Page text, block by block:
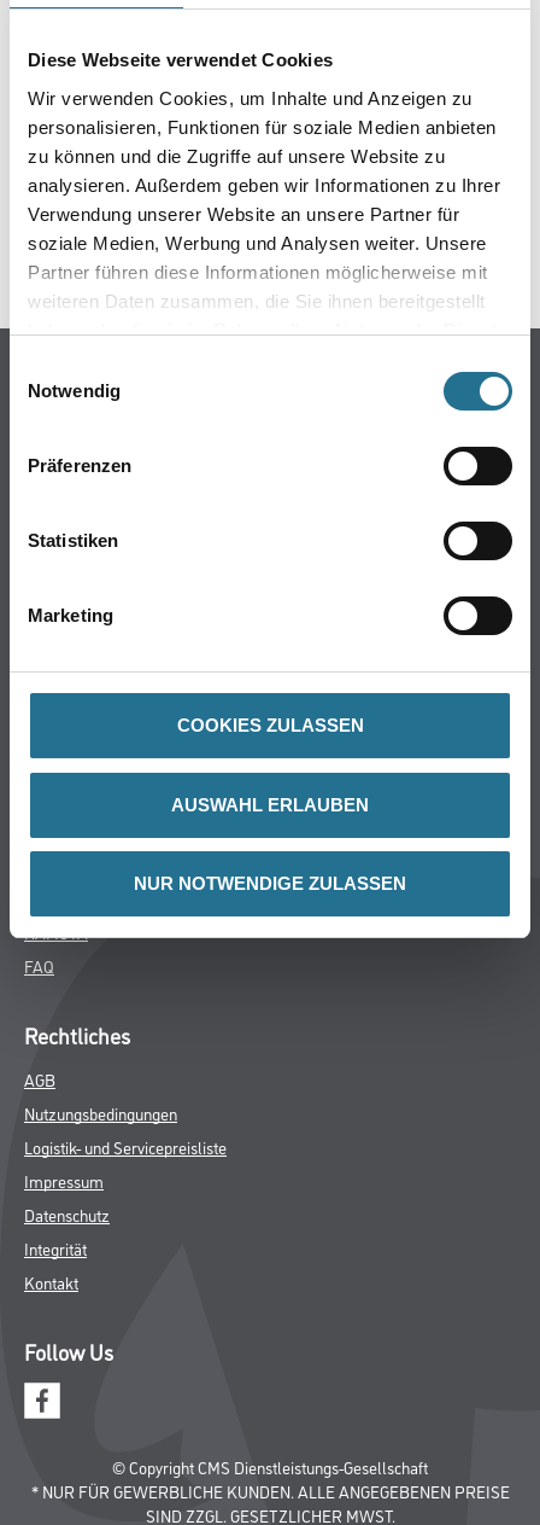
Diese Webseite verwendet Cookies
Wir verwenden Cookies, um Inhalte und Anzeigen zu
personalisieren, Funktionen für soziale Medien anbieten
zu können und die Zugriffe auf unsere Website zu
analysieren. Außerdem geben wir Informationen zu Ihrer
Verwendung unserer Website an unsere Partner für
soziale Medien, Werbung und Analysen weiter. Unsere
Partner führen diese Informationen möglicherweise mit
weiteren Daten zusammen, die Sie ihnen bereitgestellt
haben oder die sie im Rahmen Ihrer Nutzung der Dienste
Notwendig
Präferenzen
Statistiken
Marketing
COOKIES ZULASSEN
AUSWAHL ERLAUBEN
NUR NOTWENDIGE ZULASSEN
ZUSATZINFOS
GEFAHRENHINWEISE
SPEZIFIKATIONEN
Trockenbau
Bodenbeläge
Werkzeug & Maschinen
Unternehmen
HAMSTA
FAQ
Rechtliches
AGB
Nutzungsbedingungen
Logistik- und Servicepreisliste
Impressum
Datenschutz
Integrität
Kontakt
Follow Us
© Copyright CMS Dienstleistungs-Gesellschaft
* NUR FÜR GEWERBLICHE KUNDEN. ALLE ANGEGEBENEN PREISE
SIND ZZGL. GESETZLICHER MWST.